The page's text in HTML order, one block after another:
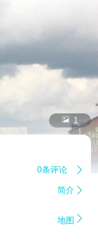
 1
0条评论 
简介 
地图 